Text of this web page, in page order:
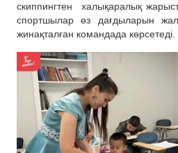
скиппингтен
халықаралық
спортшылар өз дағдыларын
жинақталған командада көрсетеді.